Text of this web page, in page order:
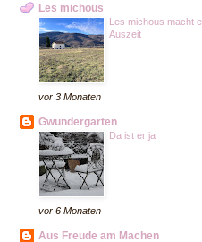
Les michous
Les michous macht
Auszeit
vor 3 Monaten
Gwundergarten
Da ist er ja
vor 6 Monaten
Aus Freude am Machen